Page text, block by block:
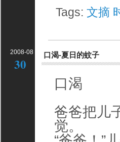
Tags:文摘
2008-08
30
口渴-夏日的蚊子
口渴
爸爸把儿
觉。